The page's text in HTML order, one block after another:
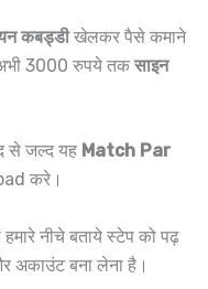
कबड्डीखेलकर पैसे कमाने
3000 रुपये तक साइन
से जल्द यह Match Par
करे।
नीचे बताये स्टेप को पढ़
अकाउंट बना लेना है।